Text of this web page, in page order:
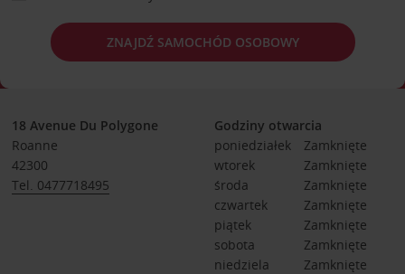
ZNAJDŹ SAMOCHÓD OSOBOWY
18 Avenue Du Polygone
Roanne
42300
Tel. 0477718495
Godziny otwarcia
poniedziałek
Zamknięte
wtorek
Zamknięte
środa
Zamknięte
czwartek
Zamknięte
piątek
Zamknięte
sobota
Zamknięte
niedziela
Zamknięte